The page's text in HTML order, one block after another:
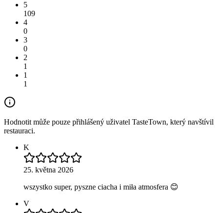
5
109
4
0
3
0
2
1
1
1
Hodnotit může pouze přihlášený uživatel TasteTown, který navštívil
restauraci.
K
25. května 2026
wszystko super, pyszne ciacha i miła atmosfera 😊
V